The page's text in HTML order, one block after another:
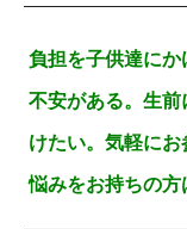
負担を子供達に
不安がある。生
けたい。気軽に
悩みをお持ちの